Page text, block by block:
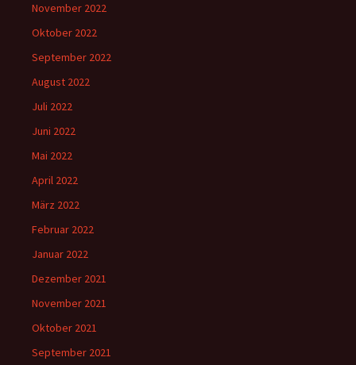
November 2022
Oktober 2022
September 2022
August 2022
Juli 2022
Juni 2022
Mai 2022
April 2022
März 2022
Februar 2022
Januar 2022
Dezember 2021
November 2021
Oktober 2021
September 2021